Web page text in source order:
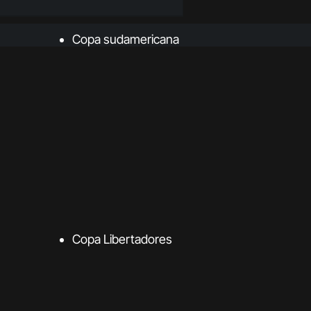
Copa Libertadores
Copa sudamericana